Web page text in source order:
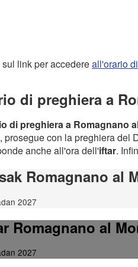
link per accedereall'orario
di preghiera a
di preghiera a Romagnano
prosegue con la preghiera del
anche all'ora dell'iftar.
Romagnano al
2027
Romagnano al
2027